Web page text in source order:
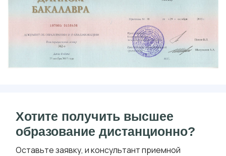
Хотите получить высшее
образование дистанционно?
Оставьте заявку, и консультант приемной